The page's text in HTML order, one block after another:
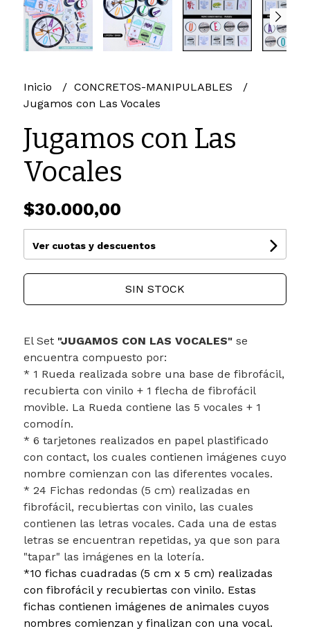
Inicio
CONCRETOS-MANIPULABLES
Jugamos con Las Vocales
Jugamos con Las
Vocales
$30.000,00
Ver cuotas y descuentos
SIN STOCK
El Set"JUGAMOS CON LAS VOCALES"se
encuentra compuesto por:
* 1 Rueda realizada sobre una base de fibrofácil,
recubierta con vinilo + 1 flecha de fibrofácil
movible. La Rueda contiene las 5 vocales + 1
comodín.
* 6 tarjetones realizados en papel plastificado
con contact, los cuales contienen imágenes cuyo
nombre comienzan con las diferentes vocales.
* 24 Fichas redondas (5 cm) realizadas en
fibrofácil, recubiertas con vinilo, las cuales
contienen las letras vocales. Cada una de estas
letras se encuentran repetidas, ya que son para
"tapar" las imágenes en la lotería.
*10 fichas cuadradas (5 cm x 5 cm) realizadas
con fibrofácil y recubiertas con vinilo. Estas
fichas contienen imágenes de animales cuyos
nombres comienzan y finalizan con una vocal.